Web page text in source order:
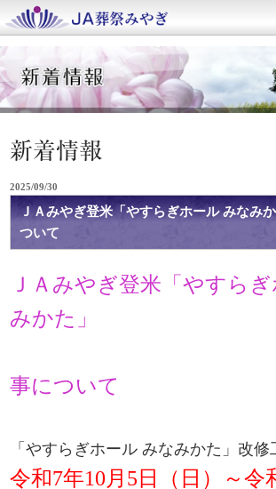
2025/09/30
ＪＡみやぎ登米「やすらぎホール みなみ
ついて
ＪＡみやぎ登米「やすら
みかた」
改修
事について
「やすらぎホール みなみかた」改修
令和7年10月5日（日）～令